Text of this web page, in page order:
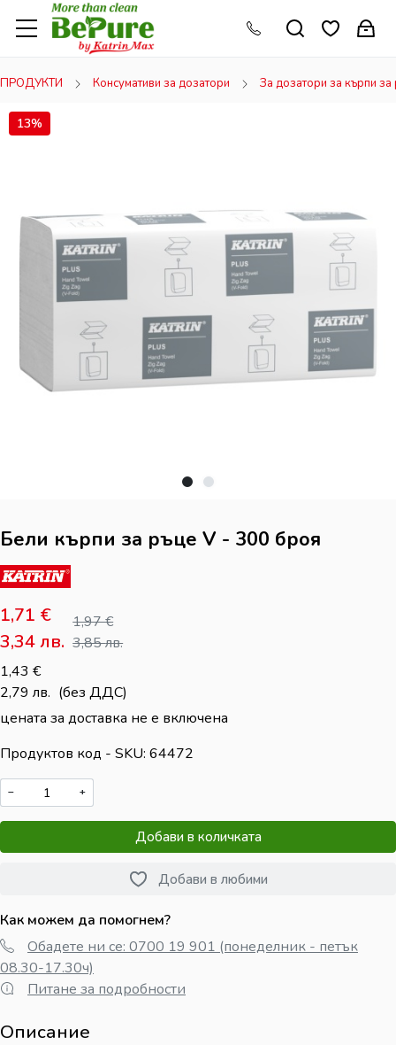
ПРОДУКТИ Консумативи за дозатори За дозатори за кърпи за
13%
Бели кърпи за ръце V - 300 броя
1,71 €
3,34лв.
1,97€
3,85лв.
1,43 €
2,79 лв. (без ДДС)
цената за доставка не е включена
Продуктов код - SKU 64472
− +
Добави в количката
Добави в любими
Как можем да помогнем?
Обадете ни се: 0700 19 901 (понеделник - петък
08.30-17.30ч)
Питане за подробности
Описание